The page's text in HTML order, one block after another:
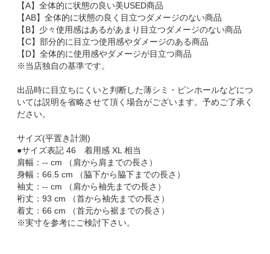
【A】全体的に状態の良い美USED商品
【AB】全体的に状態の良く目立つダメージのない商品
【B】少々使用感はあるがあまり目立つダメージのない商品
【C】部分的に目立つ使用感やダメージのある商品
【D】全体的に使用感やダメージが目立つ商品
※当店独自の基準です。
出品時に目立ちにくいと判断した薄シミ・ピンホールなどにつ
いては説明を省略させて頂く場合がございます。予めご了承く
ださい。
サイズ(平置き計測)
●サイズ表記 46 着用感 XL 相当
肩幅：-- cm （肩から肩までの長さ）
身幅：66.5 cm （脇下から脇下までの長さ）
袖丈：-- cm （肩から袖先までの長さ）
裄丈：93 cm （首から袖先までの長さ）
着丈：66 cm （首元から裾までの長さ）
※実寸を参考にご検討下さい。